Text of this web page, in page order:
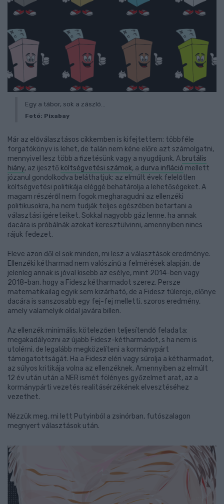
Egy a tábor, sok a zászló...
Fotó: Pixabay
Már az előválasztásos cikkemben is kifejtettem: többféle
forgatókönyv is lehet, de talán nem kéne előre azt számolgatni,
mennyivel lesz több a fizetésünk vagy a nyugdíjunk. A brutális
hiány, az ijesztő költségvetési számok, a durva infláció mellett
józanul gondolkodva beláthatjuk: az elmúlt évek felelőtlen
költségvetési politikája eléggé behatárolja a lehetőségeket. A
magam részéről nem fogok megharagudni az ellenzéki
politikusokra, ha nem tudják teljes egészében betartani a
választási ígéreteiket. Sokkal nagyobb gáz lenne, ha annak
dacára is próbálnák azokat keresztülvinni, amennyiben nincs
rájuk fedezet.
Eleve azon dől el sok minden, mi lesz a választások eredménye.
Ellenzéki kétharmad nem valószínű a felmérések alapján, de
jelenleg annak is jóval kisebb az esélye, mint 2014-ben vagy
2018-ban, hogy a Fidesz kétharmadot szerez. Persze
matematikailag egyik sem kizárható, de a Fidesz túlereje, előnye
dacára is sanszosabb egy fej-fej melletti, szoros eredmény,
amely valamelyik oldal javára billen.
Az ellenzék minimális, kötelezően teljesítendő feladata:
megakadályozni az újabb Fidesz-kétharmadot, s ha nem is
utolérni, de legalább megközelíteni a kormánypárt
támogatottságát. Ha a Fidesz eléri vagy súrolja a kétharmadot,
az súlyos kritikája volna az ellenzéknek. Amennyiben az elmúlt
12 év után után a NER ismét fölényes győzelmet arat, az a
kormánypárti vezetés realitásérzékének elvesztéséhez
vezethet.
Nézzük meg, mi lett Putyinból a zsinórban, futószalagon
megnyert választások után.